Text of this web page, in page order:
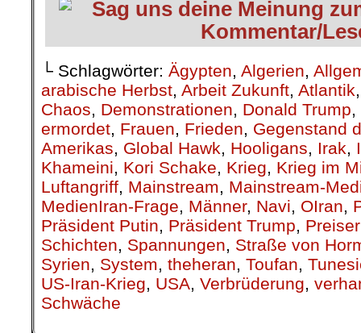
└ Schlagwörter: Ägypten Algerien
arabische Herbst Arbeit Zukunft Atlantik
Chaos
Demonstrationen Donald Trump
ermordet Frauen Frieden
Gegenstand
Amerikas
Global Hawk Hooligans Irak
Khameini
Kori Schake Krieg
Krieg im
Luftangriff Mainstream
Mainstream-
MedienIran-Frage
Männer, Navi OIran
Präsident Putin
Präsident Trump
Schichten
Spannungen
Straße von
Syrien
System theheran Toufan
US-Iran-Krieg
USA Verbrüderung
Schwäche